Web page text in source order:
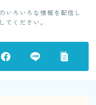
いろいろな情報を配信し
てください。